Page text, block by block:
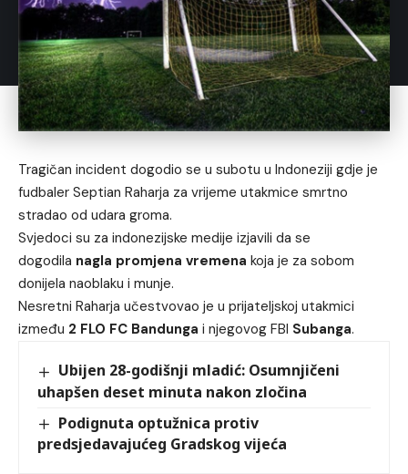
Tragičan incident dogodio se u subotu u Indoneziji gdje je
fudbaler Septian Raharja za vrijeme utakmice smrtno
stradao od udara groma.
Svjedoci su za indonezijske medije izjavili da se
dogodila nagla promjena vremena koja je za sobom
donijela naoblaku i munje.
Nesretni Raharja učestvovao je u prijateljskoj utakmici
između 2 FLO FC Bandunga i njegovog FBI Subanga.
Ubijen 28-godišnji mladić: Osumnjičeni
uhapšen deset minuta nakon zločina
Podignuta optužnica protiv
predsjedavajućeg Gradskog vijeća